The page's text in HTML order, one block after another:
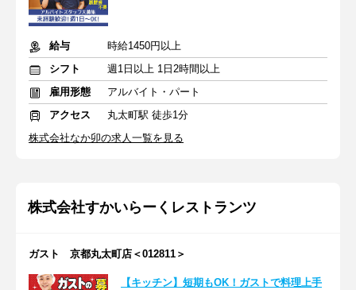
給与
時給1450円以上
シフト
週1日以上 1日2時間以上
雇用形態
アルバイト・パート
アクセス
丸太町駅 徒歩1分
株式会社なか卯の求人一覧を見る
株式会社すかいらーくレストランツ
ガスト 京都丸太町店＜012811＞
【キッチン】短期もOK！ガストで料理上手